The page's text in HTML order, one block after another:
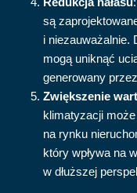
są
i niezauważalnie.
mogą uniknąć
generowany
Zwiększenie
klimatyzacji
na rynku
który wpływa na
w dłuższej